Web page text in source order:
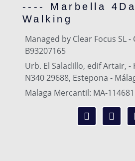
---- Marbella
Walking
Managed by Clear Focus SL -
B93207165
Urb. El Saladillo, edif Artair, -
N340 29688, Estepona -
Malaga Mercantil: MA-114681